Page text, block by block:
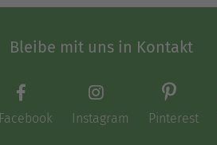
Bleibe mit uns in Kontakt
Facebook Instagram Pinterest